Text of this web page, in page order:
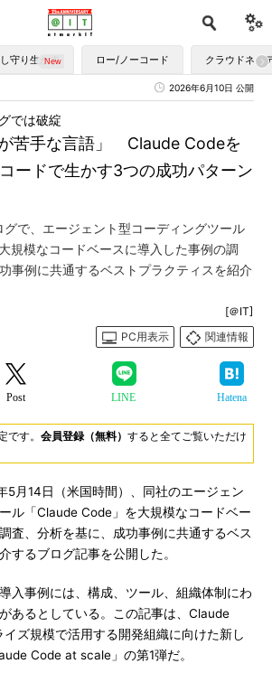
守り生かす ロー/ノーコード クラウドネイ
2026年6月10日 公開
が苦手な言語」 Claude Codeを
ードで生かす3つの成功パターン
では破綻
で、エージェント型コーディングツール
規模なコードベースに導入した事例の調
事例に共通するベストプラクティスを紹介
[＠IT]
PC用表示
関連情報
Post LINE Hatena
です。 会員登録（無料） すると全てご覧いただけ
月14日（米国時間）、同社のエージェン
ル「Claude Code」を大規模なコードベー
査、分析を基に、成功事例に共通するベス
するブログ記事を公開した。
入事例には、構成、ツール、組織体制にわ
あるとしている。この記事は、Claude
ズ規模で活用する開発組織に向けた新し
Code at scale」の第1弾だ。